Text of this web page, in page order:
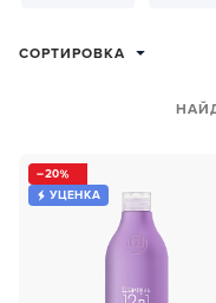
СОРТИРОВКА
20
УЦЕНКА